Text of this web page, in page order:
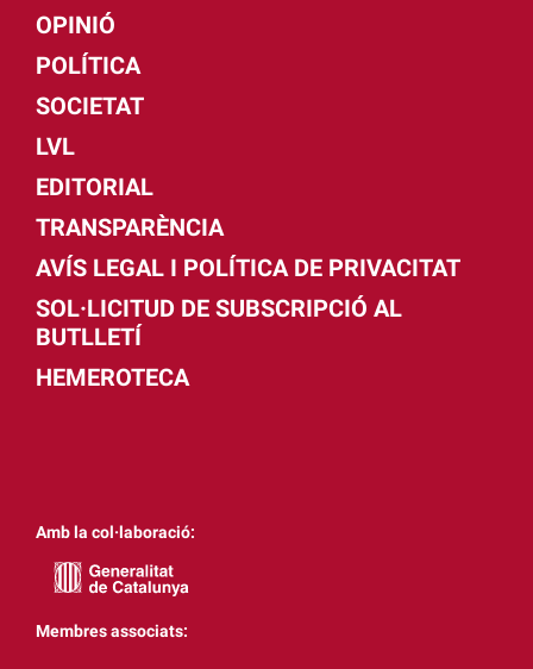
OPINIÓ
POLÍTICA
SOCIETAT
LVL
EDITORIAL
TRANSPARÈNCIA
AVÍS LEGAL I POLÍTICA DE PRIVACITAT
SOL·LICITUD DE SUBSCRIPCIÓ AL
BUTLLETÍ
HEMEROTECA
Amb la col·laboració:
Membres associats: